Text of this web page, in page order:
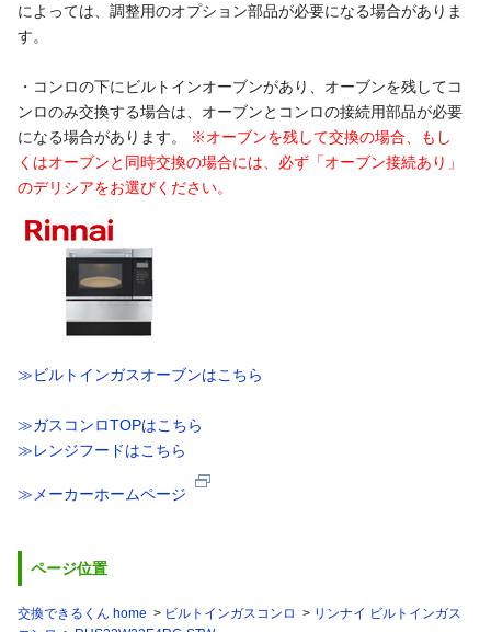
によっては、調整用のオプション部品が必要になる場合がありま
す。
・コンロの下にビルトインオーブンがあり、オーブンを残してコ
ンロのみ交換する場合は、オーブンとコンロの接続用部品が必要
になる場合があります。
※オーブンを残して交換の場合、もし
くはオーブンと同時交換の場合には、必ず「オーブン接続あり」
のデリシアをお選びください。
≫ビルトインガスオーブンはこちら
≫ガスコンロTOPはこちら
≫レンジフードはこちら
≫メーカーホームページ
ページ位置
交換できるくん home ビルトインガスコンロ
リンナイ ビルトインガス